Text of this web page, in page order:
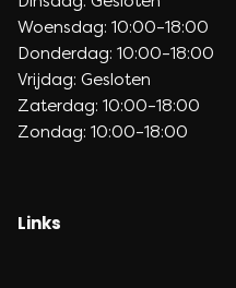
Woensdag: 10:00–18:00
Donderdag: 10:00–18:00
Vrijdag: Gesloten
Zaterdag: 10:00–18:00
Zondag: 10:00–18:00
Links